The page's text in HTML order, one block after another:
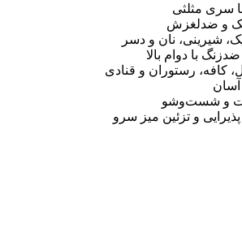
سری مثلثی
و ضدلغزش
شیرینی، نان و دسر
با دوام بالا
کافه، رستوران و قنادی
و شست‌وشو
و تزئین میز سرو